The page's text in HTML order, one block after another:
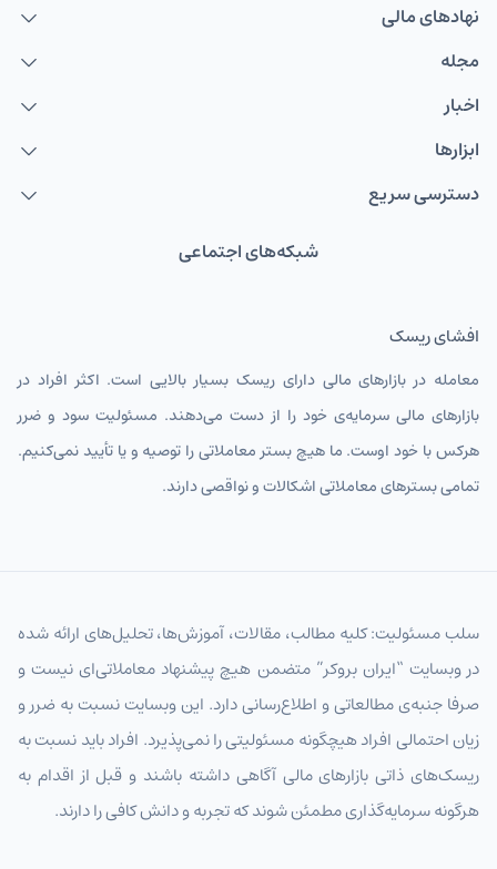
نهاد‌های مالی
مجله
اخبار
ابزارها
دسترسی سریع
شبکه‌های اجتماعی
افشای ریسک
معامله در بازارهای مالی دارای ریسک بسیار بالایی است. اکثر افراد در
بازارهای مالی سرمایه‌ی خود را از دست می‌دهند. مسئولیت سود و ضرر
هرکس با خود اوست. ما هیچ بستر معاملاتی را توصیه و یا تأیید نمی‌کنیم.
تمامی بسترهای معاملاتی اشکالات و نواقصی دارند.
سلب مسئولیت: کلیه مطالب، مقالات، آموزش‌ها، تحلیل‌های ارائه شده
در وبسایت “ایران بروکر” متضمن هیچ پیشنهاد معاملاتی‌ای نیست و
صرفا جنبه‌ی مطالعاتی و اطلاع‌رسانی دارد. این وبسایت نسبت به ضرر و
زیان احتمالی افراد هیچگونه مسئولیتی را نمی‌پذیرد. افراد باید نسبت به
ریسک‌های ذاتی بازارهای مالی آگاهی داشته باشند و قبل از اقدام به
هرگونه سرمایه‌گذاری مطمئن شوند که تجربه و دانش کافی را دارند.